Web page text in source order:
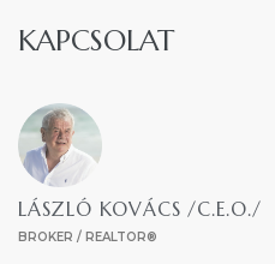
KAPCSOLAT
LÁSZLÓ KOVÁCS /C.E.O./
BROKER / REALTOR®